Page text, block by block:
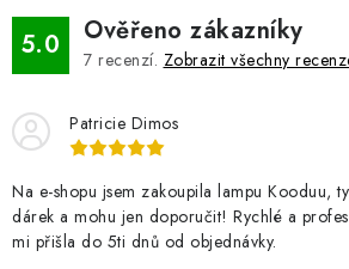
5.0 Ověřeno zákazníky
7 recenzí. Zobrazit všechny
Patricie Dimos
Na e-shopu jsem zakoupila lampu Kooduu,
dárek a mohu jen doporučit! Rychlé a
mi přišla do 5ti dnů od objednávky.